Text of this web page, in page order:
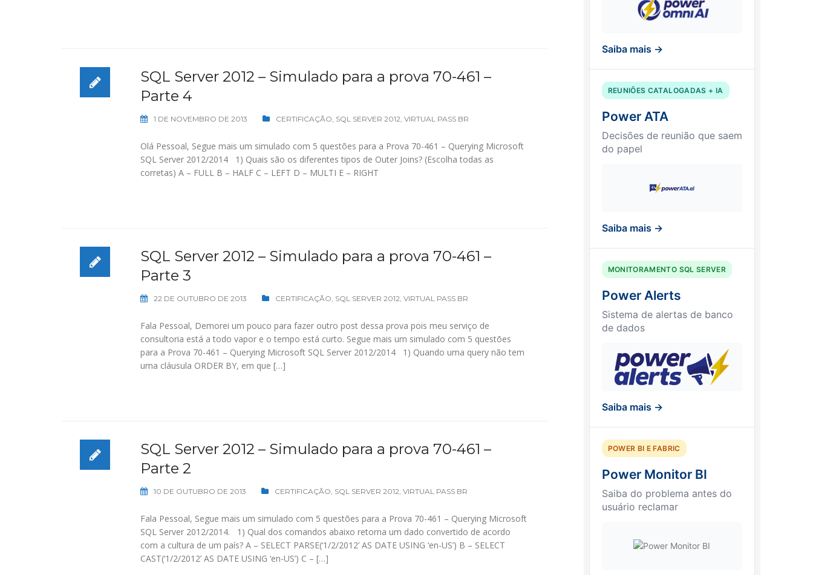
SQL Server 2012 – Simulado para a prova 70-461 –
Parte 4
1 DE NOVEMBRO DE 2013 CERTIFICAÇÃO, SQL SERVER 2012, VIRTUAL PASS BR
Olá Pessoal, Segue mais um simulado com 5 questões para a Prova 70-461 – Querying Microsoft
SQL Server 2012/2014 1) Quais são os diferentes tipos de Outer Joins? (Escolha todas as
corretas) A – FULL B – HALF C – LEFT D – MULTI E – RIGHT
SQL Server 2012 – Simulado para a prova 70-461 –
Parte 3
22 DE OUTUBRO DE 2013 CERTIFICAÇÃO, SQL SERVER 2012, VIRTUAL PASS BR
Fala Pessoal, Demorei um pouco para fazer outro post dessa prova pois meu serviço de
consultoria está a todo vapor e o tempo está curto. Segue mais um simulado com 5 questões
para a Prova 70-461 – Querying Microsoft SQL Server 2012/2014 1) Quando uma query não tem
uma cláusula ORDER BY, em que […]
SQL Server 2012 – Simulado para a prova 70-461 –
Parte 2
10 DE OUTUBRO DE 2013 CERTIFICAÇÃO, SQL SERVER 2012, VIRTUAL PASS BR
Fala Pessoal, Segue mais um simulado com 5 questões para a Prova 70-461 – Querying Microsoft
SQL Server 2012/2014. 1) Qual dos comandos abaixo retorna um dado convertido de acordo
com a cultura de um país? A – SELECT PARSE(‘1/2/2012’ AS DATE USING ‘en-US’) B – SELECT
CAST(‘1/2/2012’ AS DATE USING ‘en-US’) C – […]
Saiba mais →
REUNIÕES CATALOGADAS + IA
Power ATA
Decisões de reunião que saem
do papel
Saiba mais →
MONITORAMENTO SQL SERVER
Power Alerts
Sistema de alertas de banco
de dados
Saiba mais →
POWER BI E FABRIC
Power Monitor BI
Saiba do problema antes do
usuário reclamar